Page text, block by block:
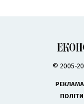
© 2005-
РЕКЛАМА